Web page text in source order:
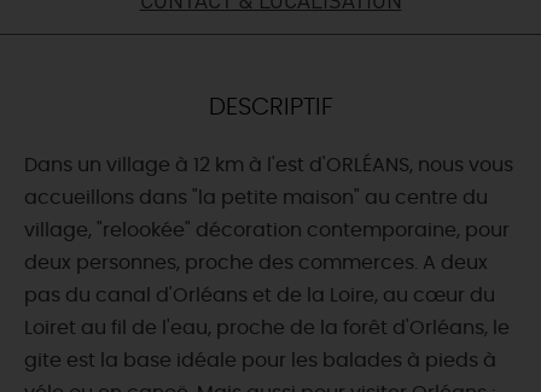
CETTE SEMAINE
TOUT L'AGENDA
DESCRIPTIF
Dans un village à 12 km à l'est d'ORLÉANS, nous vous
accueillons dans "la petite maison" au centre du
village, "relookée" décoration contemporaine, pour
deux personnes, proche des commerces. A deux
pas du canal d'Orléans et de la Loire, au cœur du
Loiret au fil de l'eau, proche de la forêt d'Orléans, le
gite est la base idéale pour les balades à pieds à